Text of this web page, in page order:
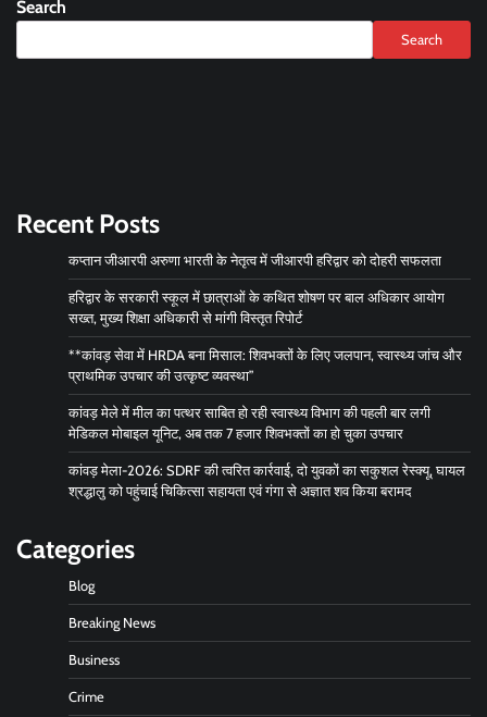
Search
Search
Recent Posts
कप्तान जीआरपी अरुणा भारती के नेतृत्व में जीआरपी हरिद्वार को दोहरी सफलता
हरिद्वार के सरकारी स्कूल में छात्राओं के कथित शोषण पर बाल अधिकार आयोग
सख्त, मुख्य शिक्षा अधिकारी से मांगी विस्तृत रिपोर्ट
**कांवड़ सेवा में HRDA बना मिसाल: शिवभक्तों के लिए जलपान, स्वास्थ्य जांच और
प्राथमिक उपचार की उत्कृष्ट व्यवस्था”
कांवड़ मेले में मील का पत्थर साबित हो रही स्वास्थ्य विभाग की पहली बार लगी
मेडिकल मोबाइल यूनिट, अब तक 7 हजार शिवभक्तों का हो चुका उपचार
कांवड़ मेला-2026: SDRF की त्वरित कार्रवाई, दो युवकों का सकुशल रेस्क्यू, घायल
श्रद्धालु को पहुंचाई चिकित्सा सहायता एवं गंगा से अज्ञात शव किया बरामद
Categories
Blog
Breaking News
Business
Crime